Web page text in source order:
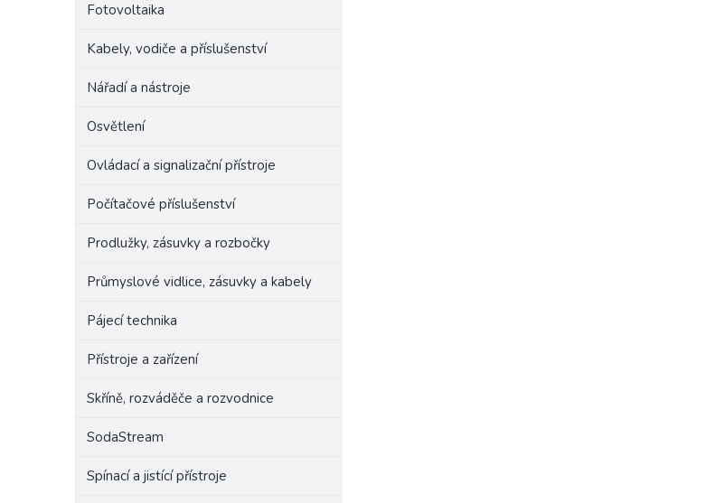
Fotovoltaika
Kabely, vodiče a příslušenství
Nářadí a nástroje
Osvětlení
Ovládací a signalizační přístroje
Počítačové příslušenství
Prodlužky, zásuvky a rozbočky
Průmyslové vidlice, zásuvky a kabely
Pájecí technika
Přístroje a zařízení
Skříně, rozváděče a rozvodnice
SodaStream
Spínací a jistící přístroje